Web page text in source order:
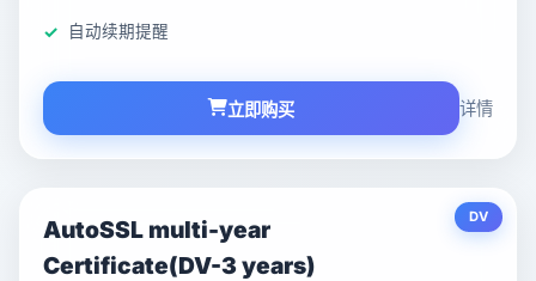
自动续期提醒
立即购买 详情
AutoSSL multi-year
Certificate(DV-3 years)
DV